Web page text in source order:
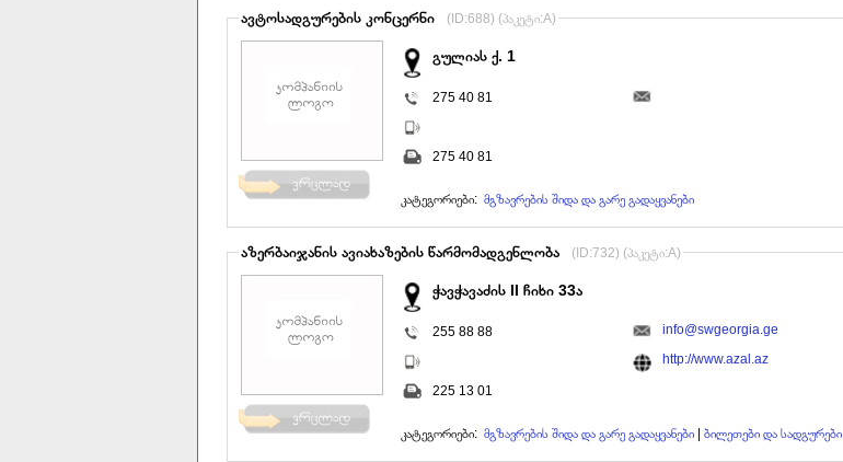
ავტოსადგურების კონცერნი (ID:688) (პაკეტი:A)
გულიას ქ. 1
275 40 81
275 40 81
კატეგორიები: მგზავრების შიდა და გარე გადაყვანები
აზერბაიჯანის ავიახაზების წარმომადგენლობა (ID:732) (პაკეტი:A)
ჭავჭავაძის II ჩიხი 33ა
255 88 88
225 13 01
info@swgeorgia.ge
http://www.azal.az
კატეგორიები: მგზავრების შიდა და გარე გადაყვანები ბილეთები და სადგურები